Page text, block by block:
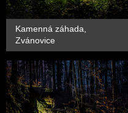
Kamenná záhada,
Zvánovice